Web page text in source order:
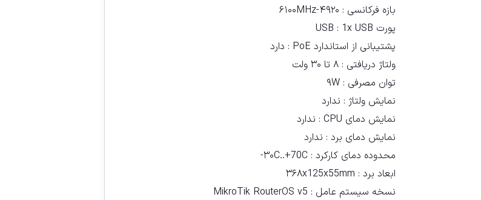
بازه فرکانسی : ۴۹۲۰-۶۱۰۰MHz
پورت USB : 1x USB
پشتیبانی از استاندارد PoE :
دارد
ولتاژ دریافتی : ۸ تا ۳۰ ولت
توان مصرفی : ۹W
نمایش ولتاژ : ندارد
نمایش دمای CPU :
ندارد
نمایش دمای برد : ندارد
محدوده دمای کارکرد : ۳۰C..+70C-
ابعاد برد : ۳۶۸x125x55mm
نسخه سیستم عامل : MikroTik RouterOS v5